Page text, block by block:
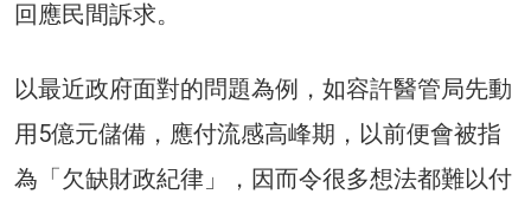
回應民間訴求。
以最近政府面對的問題為例，如容許醫管局先動
用5億元儲備，應付流感高峰期，以前便會被指
為「欠缺財政紀律」，因而令很多想法都難以付